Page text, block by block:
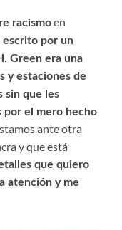
racismoen
escrito por un
Green era una
y estaciones de
sin que les
por el mero hecho
ante otra
y que está
que quiero
atención y me